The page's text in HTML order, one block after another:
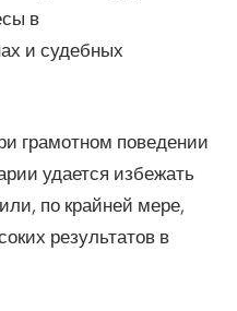
в
и судебных
грамотном поведении
удается избежать
по крайней мере,
результатов в